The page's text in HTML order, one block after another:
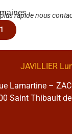
rapide nous
JAVILLIER
Lamartine –
Saint Thibault